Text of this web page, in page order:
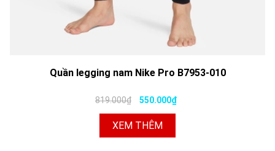
Quần legging nam Nike Pro B7953-010
819.000₫ 550.000₫
XEM THÊM